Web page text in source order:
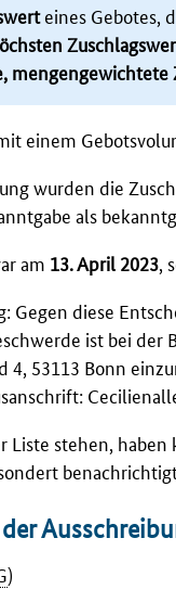
eines Gebotes,
mengengewichtete
einem
wurden die
als
am 13. April 2023
Gegen diese
ist bei
4, 53113 Bonn
Liste stehen,
)